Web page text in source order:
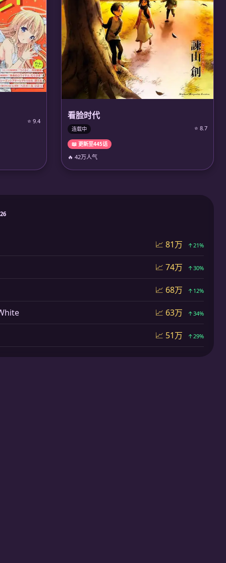
⭐ 9.4
看脸时代
连载中 ⭐ 8.7
📖 更新至445话
🔥 42万人气
📈 81万 ↑21%
📈 74万 ↑30%
📈 68万 ↑12%
📈 63万 ↑34%
📈 51万 ↑29%